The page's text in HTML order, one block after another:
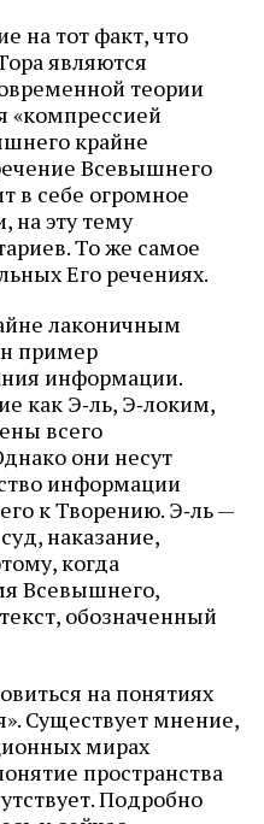
на тот факт, что
являются
теории
«компрессией
крайне
Всевышнего
в себе огромное
на эту тему
То же самое
Его речениях.
лаконичным
пример
информации.
как Э‑ль, Э‑локим,
всего
они несут
информации
к Творению. Э‑ль —
наказание,
когда
Всевышнего,
обозначенный
на понятиях
Существует мнение,
мирах
пространства
Подробно